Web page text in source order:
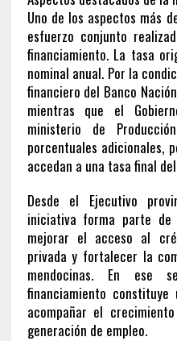
Uno de los aspectos más
esfuerzo conjunto
financiamiento. La tasa
nominal anual. Por la
financiero del Banco
mientras que el
ministerio de
porcentuales adicionales,
accedan a una tasa final
Desde el Ejecutivo
iniciativa forma parte
mejorar el acceso al
privada y fortalecer la
mendocinas. En ese
financiamiento
acompañar el
generación de empleo.